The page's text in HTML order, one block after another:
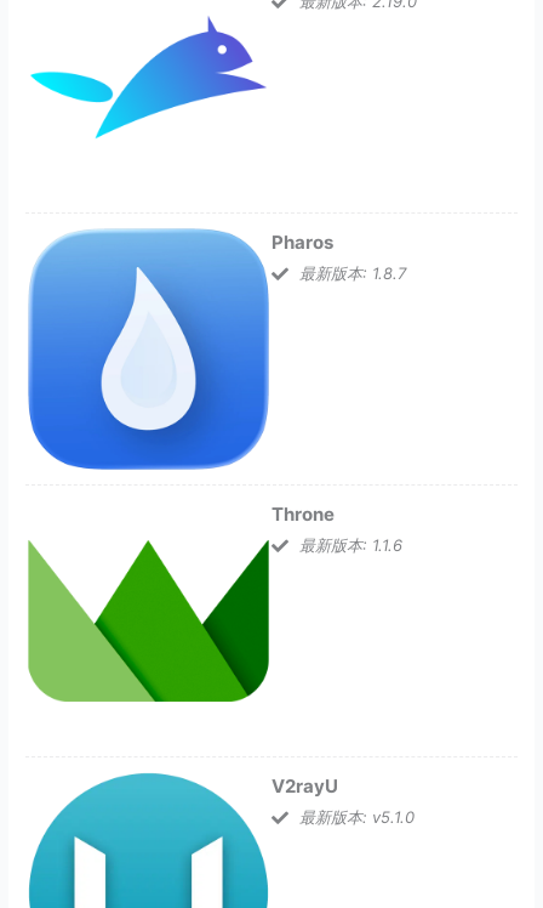
Pharos
最新版本: 1.8.7
Throne
最新版本: 1.1.6
V2rayU
最新版本: v5.1.0